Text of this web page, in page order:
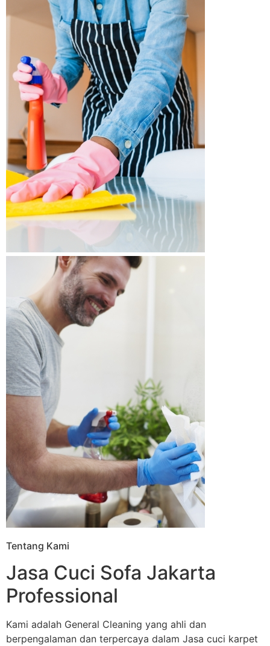
Tentang Kami
Jasa Cuci Sofa Jakarta
Professional
Kami adalah General Cleaning yang ahli dan
berpengalaman dan terpercaya dalam Jasa cuci karpet